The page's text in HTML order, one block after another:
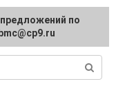
по